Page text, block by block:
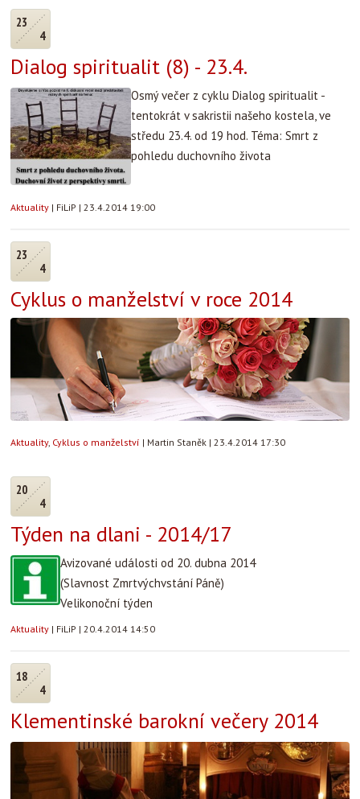
23
4
Dialog spiritualit (8) - 23.4.
Osmý večer z cyklu Dialog spiritualit -
tentokrát v sakristii našeho kostela, ve
středu 23.4. od 19 hod. Téma: Smrt z
pohledu duchovního života
Aktuality | FiLiP | 23.4.2014 19:00
23
4
Cyklus o manželství v roce 2014
Aktuality, Cyklus o manželství | Martin Staněk | 23.4.2014 17:30
20
4
Týden na dlani - 2014/17
Avizované události od 20. dubna 2014
(Slavnost Zmrtvýchvstání Páně)
Velikonoční týden
Aktuality | FiLiP | 20.4.2014 14:50
18
4
Klementinské barokní večery 2014